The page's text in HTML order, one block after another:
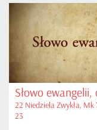
Słowo ewangelii,
22 Niedziela Zwykła, Mk
23